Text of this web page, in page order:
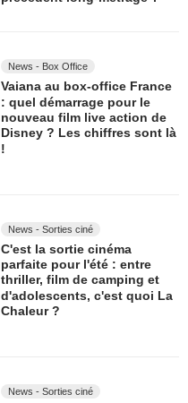
News - Box Office
Vaiana au box-office France
: quel démarrage pour le
nouveau film live action de
Disney ? Les chiffres sont là
!
News - Sorties ciné
C'est la sortie cinéma
parfaite pour l'été : entre
thriller, film de camping et
d'adolescents, c'est quoi La
Chaleur ?
News - Sorties ciné